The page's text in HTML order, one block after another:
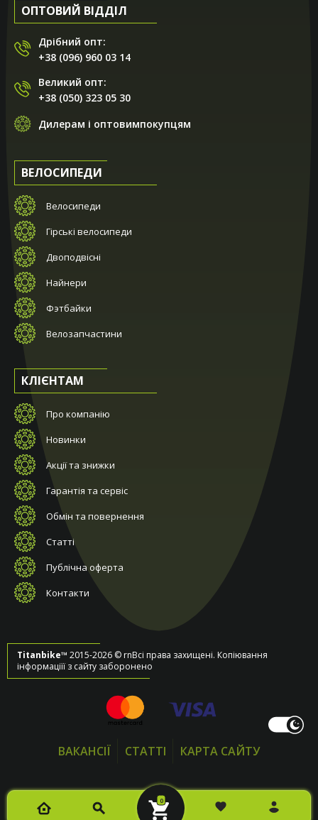
0
ОПТОВИЙ ВІДДІЛ
Дрібний опт:
+38 (096) 960 03 14
Великий опт:
+38 (050) 323 05 30
Дилерам і оптовимпокупцям
ВЕЛОСИПЕДИ
Велосипеди
Гірські велосипеди
Двоподвісні
Найнери
Фэтбайки
Велозапчастини
КЛІЄНТАМ
Про компанію
Новинки
Акції та знижки
Гарантія та сервіс
Обмін та повернення
Статті
Публічна оферта
Контакти
Titanbike™ 2015-2026 © rnВсі права захищені. Копіювання
інформаціїї з сайту заборонено
ВАКАНСІЇ СТАТТІ КАРТА САЙТУ